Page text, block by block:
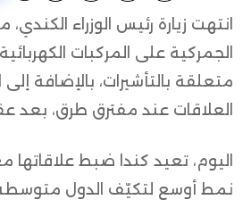
انتهت زيارة رئيس الوزراء
الجمركية على المركبات
متعلقة بالتأشيرات، بالإضافة
العلاقات عند مفترق طرق، بعد
اليوم، تعيد كندا ضبط
نمط أوسع لتكيّف الدول متوسطة